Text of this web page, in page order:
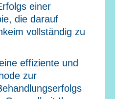
einer
die darauf
vollständig zu
effiziente und
zur